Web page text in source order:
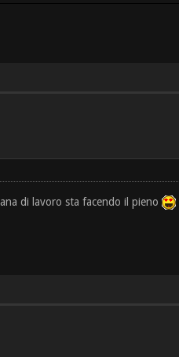
di lavoro sta facendo il pieno